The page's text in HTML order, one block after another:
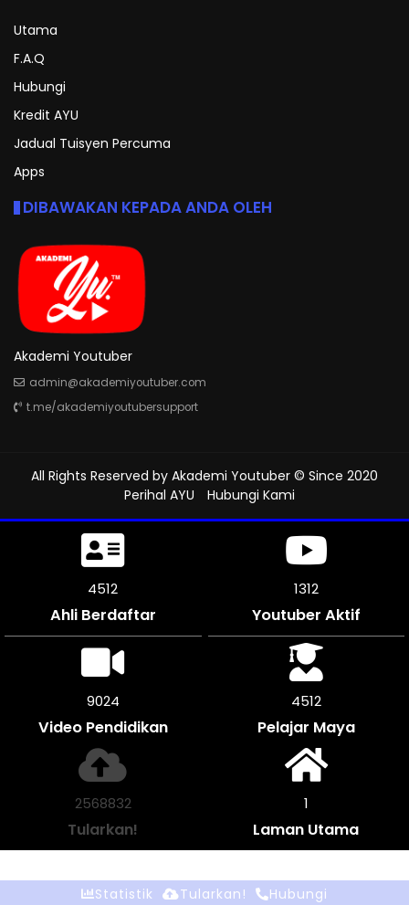
Utama
F.A.Q
Hubungi
Kredit AYU
Jadual Tuisyen Percuma
Apps
DIBAWAKAN KEPADA ANDA OLEH
Akademi Youtuber
admin@akademiyoutuber.com
t.me/akademiyoutubersupport
All Rights Reserved by Akademi Youtuber © Since 2020
Perihal AYU
Hubungi Kami
4965
Ahli Berdaftar
1312
Youtuber Aktif
9924
Video Pendidikan
4962
Pelajar Maya
2825032
Tularkan!
1
Laman Utama
Statistik Tularkan! Hubungi